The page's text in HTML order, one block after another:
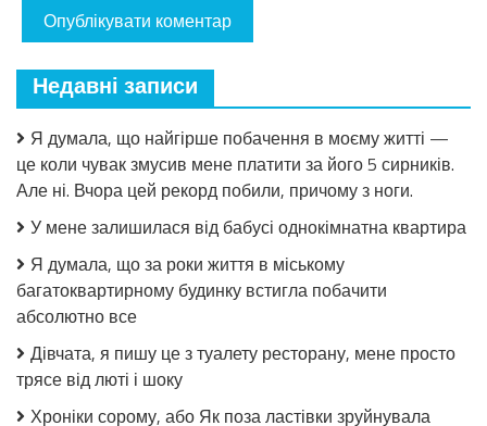
Недавні записи
Я думала, що найгірше побачення в моєму житті —
це коли чувак змусив мене платити за його 5 сирників.
Але ні. Вчора цей рекорд побили, причому з ноги.
У мене залишилася від бабусі однокімнатна квартира
Я думала, що за роки життя в міському
багатоквартирному будинку встигла побачити
абсолютно все
Дівчата, я пишу це з туалету ресторану, мене просто
трясе від люті і шоку
Хроніки сорому, або Як поза ластівки зруйнувала